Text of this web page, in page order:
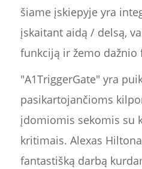
šiame įskiepyje yra
įskaitant aidą / delsą,
funkciją ir žemo dažnio
"A1TriggerGate" yra
pasikartojančioms
įdomiomis sekomis su
kritimais. Alexas
fantastišką darbą